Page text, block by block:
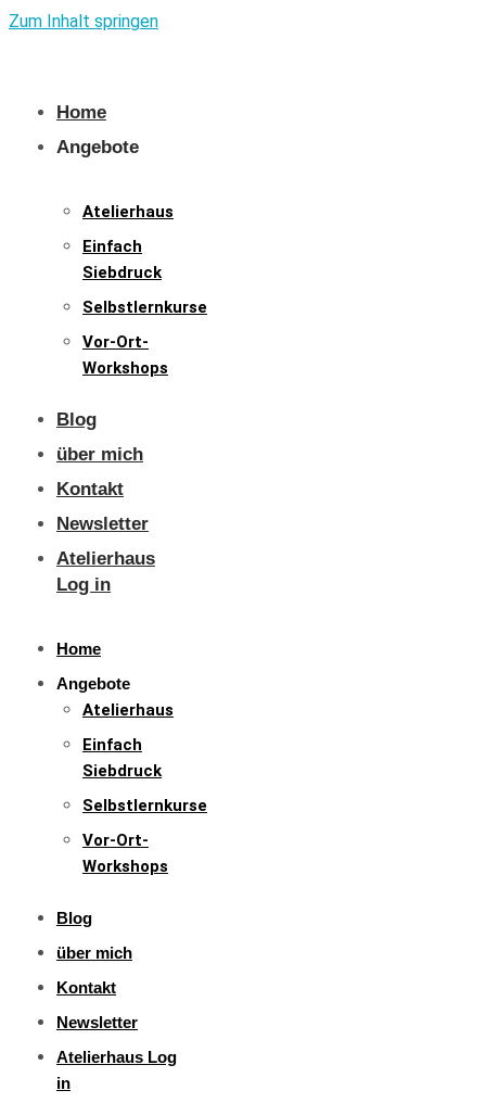
Zum Inhalt springen
Home
Angebote
Atelierhaus
Einfach
Siebdruck
Selbstlernkurse
Vor-Ort-
Workshops
Blog
über mich
Kontakt
Newsletter
Atelierhaus
Log in
Home
Angebote
Atelierhaus
Einfach
Siebdruck
Selbstlernkurse
Vor-Ort-
Workshops
Blog
über mich
Kontakt
Newsletter
Atelierhaus Log
in